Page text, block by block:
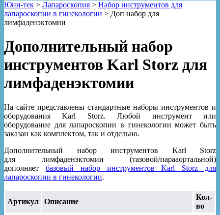
Юни-тек > Лапароскопия > Набор инструментов для
лапароскопии в гинекологии > Доп набор для
лимфаденэктомии
Дополнительный набор
инструментов Karl Storz для
лимфаденэктомии
На сайте представлены стандартные наборы инструментов и
оборудования Karl Storz. Любой инструмент или
оборудование для лапароскопии в гинекологии может быть
заказан как комплектом, так и отдельно.
Дополнительный набор инструментов Karl Storz
для лимфаденэктомии (тазовой/парааортальной)
дополняет базовый набор инструментов Karl Storz для
лапароскопии в гинекологии.
Артикул Описание
Кол-
во